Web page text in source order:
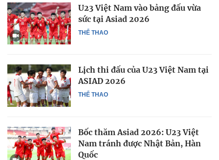
THỂ THAO
U23 Việt Nam vào bảng đấu vừa
sức tại Asiad 2026
THỂ THAO
Lịch thi đấu của U23 Việt Nam tại
ASIAD 2026
Bốc thăm Asiad 2026: U23 Việt
Nam tránh được Nhật Bản, Hàn
Quốc